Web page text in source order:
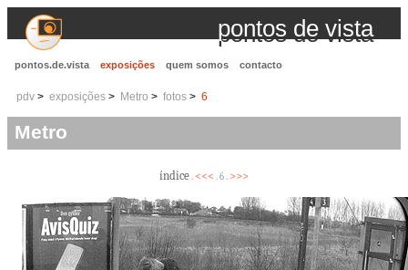
pontos de vista
pontos.de.vista exposições quem somos contacto
pdv exposições Metro fotos 6
Metro
índice. <<< . 6 . >>>